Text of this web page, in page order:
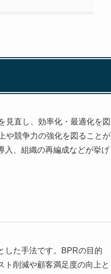
見直し、効率化・最適化を図
や競争力の強化を図ることが
入、組織の再編成などが挙げ
した手法です。BPRの目的
ト削減や顧客満足度の向上と